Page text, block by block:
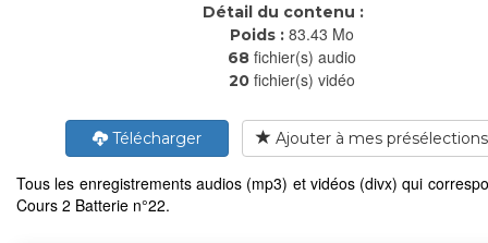
Détail du contenu :
Poids : 83.43 Mo
68 fichier(s) audio
20 fichier(s) vidéo
Télécharger Ajouter à mes présélections
Tous les enregistrements audios (mp3) et vidéos (divx) qui
Cours 2 Batterie n°22.